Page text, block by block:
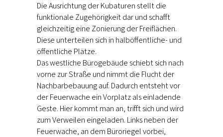
Die Ausrichtung der Kubaturen stellt die
funktionale Zugehörigkeit dar und schafft
gleichzeitig eine Zonierung der Freiflächen.
Diese unterteilen sich in halböffentliche- und
öffentliche Plätze.
Das westliche Bürogebäude schiebt sich nach
vorne zur Straße und nimmt die Flucht der
Nachbarbebauung auf. Dadurch entsteht vor
der Feuerwache ein Vorplatz als einladende
Geste. Hier kommt man an, trifft sich und wird
zum Verweilen eingeladen. Links neben der
Feuerwache, an dem Büroriegel vorbei,